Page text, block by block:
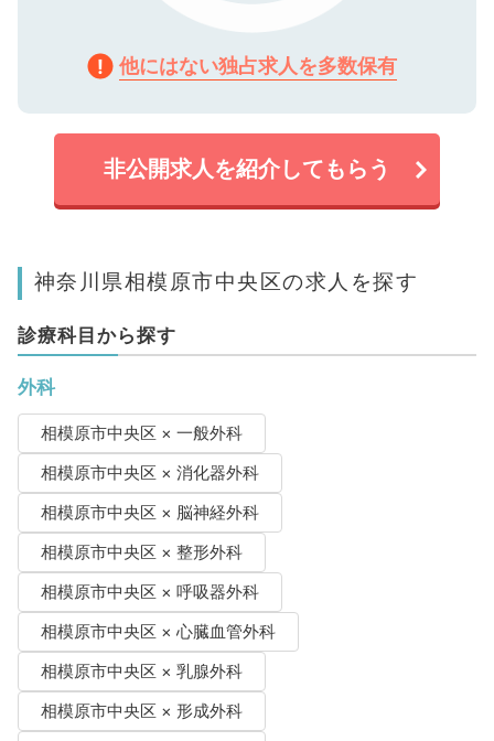
他にはない独占求人を多数保有
非公開求人を紹介してもらう
神奈川県相模原市中央区の求人を探す
診療科目から探す
外科
相模原市中央区 × 一般外科
相模原市中央区 × 消化器外科
相模原市中央区 × 脳神経外科
相模原市中央区 × 整形外科
相模原市中央区 × 呼吸器外科
相模原市中央区 × 心臓血管外科
相模原市中央区 × 乳腺外科
相模原市中央区 × 形成外科